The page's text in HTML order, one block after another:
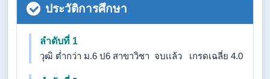
ประวัติการศึกษา
ลำดับที่ 1
วุฒิ ต่ำกว่า ม.6 ป6 สาขาวิชา จบเเล้ว เกรดเฉลี่ย 4.0